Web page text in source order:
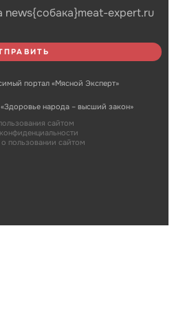
news{собака}meat-expert.ru
портал «Мясной Эксперт»
народа – высший закон»
сайтом
пользовании сайтом